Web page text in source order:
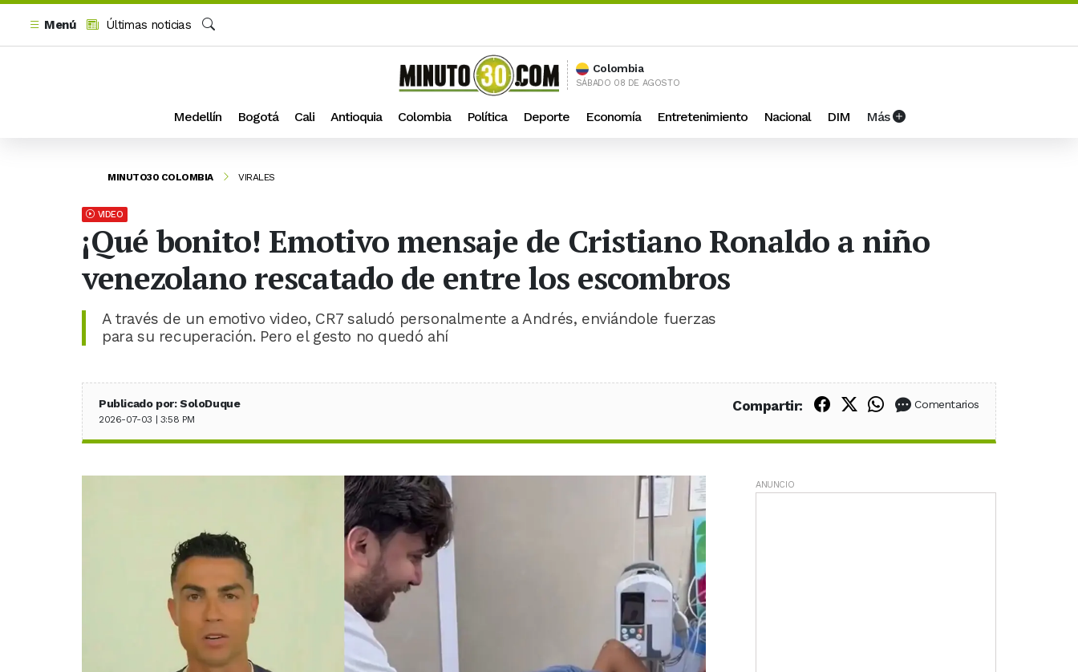
Menú
Últimas noticias
Buscar
Colombia
SÁBADO 08 DE AGOSTO
Medellín Bogotá Cali Antioquia Colombia Política Deporte Economía Entretenimiento Nacional DIM Más
MINUTO30 COLOMBIA VIRALES
VIDEO
¡Qué bonito! Emotivo mensaje de Cristiano Ronaldo a niño
venezolano rescatado de entre los escombros
A través de un emotivo video, CR7 saludó personalmente a Andrés, enviándole fuerzas
para su recuperación. Pero el gesto no quedó ahí
Publicado por: SoloDuque
2026-07-03 | 3:58 PM
Compartir: Compartir en Facebook
Compartir en X (Twitter)
Compartir en WhatsApp
Comentarios
ANUNCIO